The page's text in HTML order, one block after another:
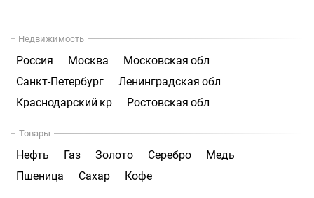
Недвижимость
Россия Москва
Московская обл
Санкт-Петербург
Ленинградская обл
Краснодарский кр
Ростовская обл
Товары
Нефть Газ Золото Серебро
Медь
Пшеница
Сахар Кофе